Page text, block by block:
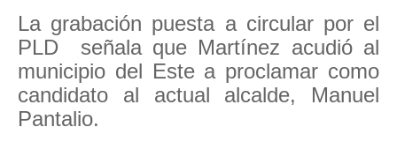
La grabación puesta a circular por el
PLD
señala que Martínez acudió al
municipio del Este a proclamar como
candidato al actual alcalde, Manuel
Pantalio.